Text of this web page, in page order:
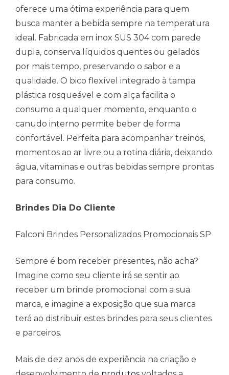
oferece uma ótima experiência para quem
busca manter a bebida sempre na temperatura
ideal. Fabricada em inox SUS 304 com parede
dupla, conserva líquidos quentes ou gelados
por mais tempo, preservando o sabor e a
qualidade. O bico flexível integrado à tampa
plástica rosqueável e com alça facilita o
consumo a qualquer momento, enquanto o
canudo interno permite beber de forma
confortável. Perfeita para acompanhar treinos,
momentos ao ar livre ou a rotina diária, deixando
água, vitaminas e outras bebidas sempre prontas
para consumo.
Brindes Dia Do Cliente
Falconi Brindes Personalizados Promocionais SP
Sempre é bom receber presentes, não acha?
Imagine como seu cliente irá se sentir ao
receber um brinde promocional com a sua
marca, e imagine a exposição que sua marca
terá ao distribuir estes brindes para seus clientes
e parceiros.
Mais de dez anos de experiência na criação e